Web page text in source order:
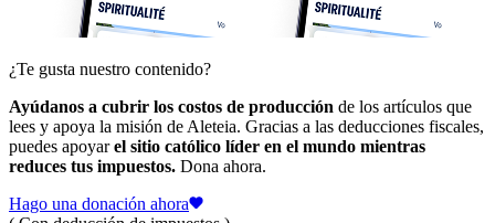
¿Te gusta nuestro contenido?
Ayúdanos a cubrir los costos de producción de los artículos que
lees y apoya la misión de Aleteia. Gracias a las deducciones fiscales,
puedes apoyarel sitio católico líder en el mundo mientras
reduces tus impuestos. Dona ahora.
Hago una donación ahora